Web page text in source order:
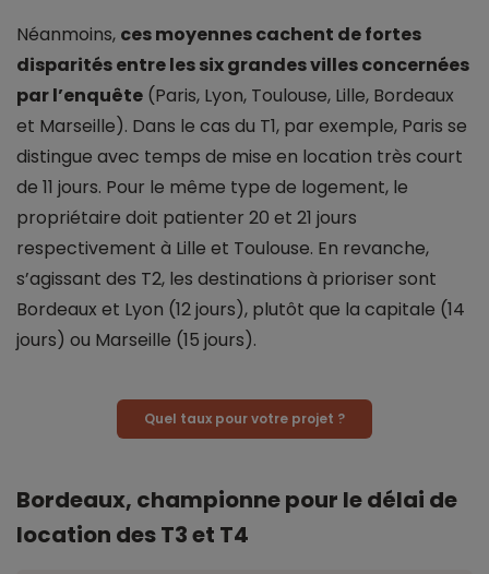
Néanmoins, ces moyennes cachent de fortes
disparités entre les six grandes villes concernées
par l’enquête (Paris, Lyon, Toulouse, Lille, Bordeaux
et Marseille). Dans le cas du T1, par exemple, Paris se
distingue avec temps de mise en location très court
de 11 jours. Pour le même type de logement, le
propriétaire doit patienter 20 et 21 jours
respectivement à Lille et Toulouse. En revanche,
s’agissant des T2, les destinations à prioriser sont
Bordeaux et Lyon (12 jours), plutôt que la capitale (14
jours) ou Marseille (15 jours).
Quel taux pour votre projet ?
Bordeaux, championne pour le délai de
location des T3 et T4